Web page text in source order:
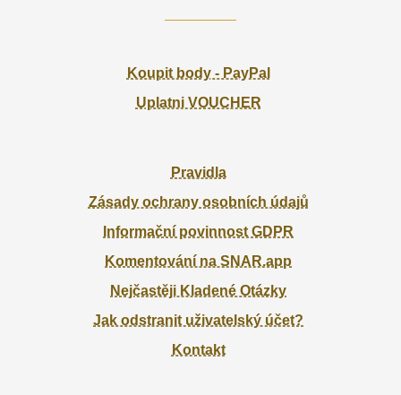
Koupit body - PayPal
Uplatni VOUCHER
Pravidla
Zásady ochrany osobních údajů
Informační povinnost GDPR
Komentování na SNAR.app
Nejčastěji Kladené Otázky
Jak odstranit uživatelský účet?
Kontakt